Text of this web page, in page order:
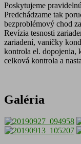
Poskytujeme
Predchádzame tak
bezproblémový chod
Revízia tesnosti
zariadení, vaničky
kontrola el. dopojenia,
celková kontrola a
Galéria